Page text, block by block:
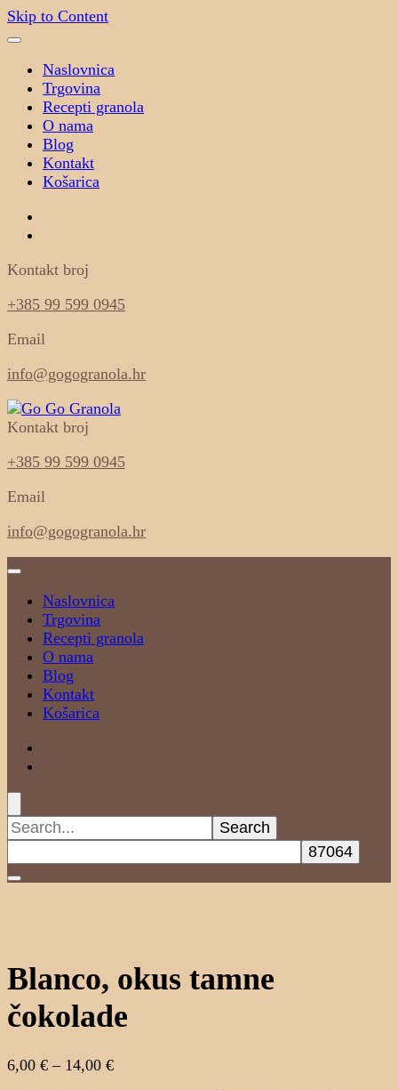
Skip to Content
Naslovnica
Trgovina
Recepti granola
O nama
Blog
Kontakt
Košarica
Kontakt broj
+385 99 599 0945
Email
info@gogogranola.hr
Go Go Granola
Kontakt broj
+385 99 599 0945
Email
info@gogogranola.hr
Naslovnica
Trgovina
Recepti granola
O nama
Blog
Kontakt
Košarica
Search
for:
Blanco, okus tamne
čokolade
6,00 € – 14,00 €Raspon